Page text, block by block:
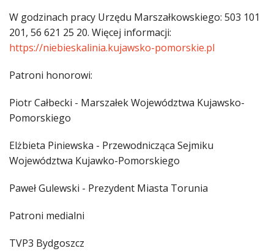
W godzinach pracy Urzędu Marszałkowskiego: 503 101
201, 56 621 25 20. Więcej informacji:
https://niebieskalinia.kujawsko-pomorskie.pl
Patroni honorowi:
Piotr Całbecki - Marszałek Województwa Kujawsko-
Pomorskiego
Elżbieta Piniewska - Przewodnicząca Sejmiku
Województwa Kujawko-Pomorskiego
Paweł Gulewski - Prezydent Miasta Torunia
Patroni medialni
TVP3 Bydgoszcz